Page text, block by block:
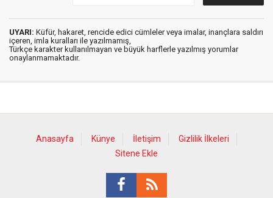
UYARI: Küfür, hakaret, rencide edici cümleler veya imalar, inançlara saldırı
içeren, imla kuralları ile yazılmamış,
Türkçe karakter kullanılmayan ve büyük harflerle yazılmış yorumlar
onaylanmamaktadır.
Anasayfa Künye İletişim
Gizlilik İlkeleri
Sitene Ekle